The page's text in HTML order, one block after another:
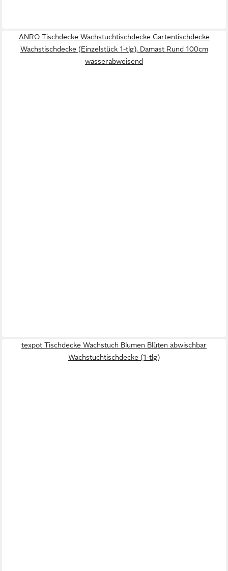
ANRO Tischdecke Wachstuchtischdecke Gartentischdecke
Wachstischdecke (Einzelstück 1-tlg), Damast Rund 100cm
wasserabweisend
texpot Tischdecke Wachstuch Blumen Blüten abwischbar
Wachstuchtischdecke (1-tlg)